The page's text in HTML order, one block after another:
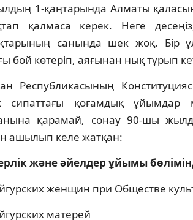
1-қаңтарында Алматы
қалмаса керек. Неге
санында шек жоқ. Бiр
бой көтерiп, аяғынан нық тұрып
Республикасының
сипаттағы қоғамдық
қарамай, сонау 90-шы
ашылып келе жатқан:
және әйелдер ұйымы
женщин при Обществе
матерей